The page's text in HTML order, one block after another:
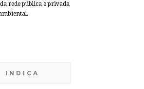
rede pública e privada
INDICA